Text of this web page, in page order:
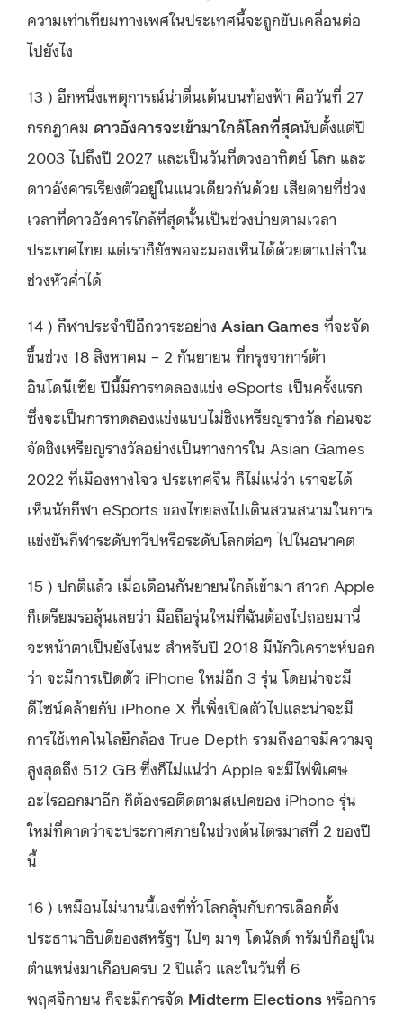
ความเท่าเทียมทางเพศในประเทศนี้จะถูกขับเคลื่อนต่อ
ไปยังไง
13 ) อีกหนึ่งเหตุการณ์น่าตื่นเต้นบนท้องฟ้า คือวันที่ 27
กรกฎาคม ดาวอังคารจะเข้ามาใกล้โลกที่สุดนับตั้งแต่ปี
2003 ไปถึงปี 2027 และเป็นวันที่ดวงอาทิตย์ โลก และ
ดาวอังคารเรียงตัวอยู่ในแนวเดียวกันด้วย เสียดายที่ช่วง
เวลาที่ดาวอังคารใกล้ที่สุดนั้นเป็นช่วงบ่ายตามเวลา
ประเทศไทย แต่เราก็ยังพอจะมองเห็นได้ด้วยตาเปล่าใน
ช่วงหัวค่ำได้
14 ) กีฬาประจำปีอีกวาระอย่าง Asian Games ที่จะจัด
ขึ้นช่วง 18 สิงหาคม – 2 กันยายน ที่กรุงจาการ์ต้า
อินโดนีเซีย ปีนี้มีการทดลองแข่ง eSports เป็นครั้งแรก
ซึ่งจะเป็นการทดลองแข่งแบบไม่ชิงเหรียญรางวัล ก่อนจะ
จัดชิงเหรียญรางวัลอย่างเป็นทางการใน Asian Games
2022 ที่เมืองหางโจว ประเทศจีน ก็ไม่แน่ว่า เราจะได้
เห็นนักกีฬา eSports ของไทยลงไปเดินสวนสนามในการ
แข่งขันกีฬาระดับทวีปหรือระดับโลกต่อๆ ไปในอนาคต
15 ) ปกติแล้ว เมื่อเดือนกันยายนใกล้เข้ามา สาวก Apple
ก็เตรียมรอลุ้นเลยว่า มือถือรุ่นใหม่ที่ฉันต้องไปถอยมานี่
จะหน้าตาเป็นยังไงนะ สำหรับปี 2018 มีนักวิเคราะห์บอก
ว่า จะมีการเปิดตัว iPhone ใหม่อีก 3 รุ่น โดยน่าจะมี
ดีไซน์คล้ายกับ iPhone X ที่เพิ่งเปิดตัวไปและน่าจะมี
การใช้เทคโนโลยีกล้อง True Depth รวมถึงอาจมีความจุ
สูงสุดถึง 512 GB ซึ่งก็ไม่แน่ว่า Apple จะมีไพ่พิเศษ
อะไรออกมาอีก ก็ต้องรอติดตามสเปคของ iPhone รุ่น
ใหม่ที่คาดว่าจะประกาศภายในช่วงต้นไตรมาสที่ 2 ของปี
นี้
16 ) เหมือนไม่นานนี้เองที่ทั่วโลกลุ้นกับการเลือกตั้ง
ประธานาธิบดีของสหรัฐฯ ไปๆ มาๆ โดนัลด์ ทรัมป์ก็อยู่ใน
ตำแหน่งมาเกือบครบ 2 ปีแล้ว และในวันที่ 6
พฤศจิกายน ก็จะมีการจัด Midterm Elections หรือการ